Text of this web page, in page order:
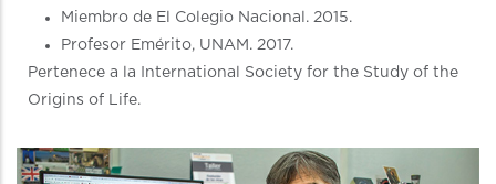
Miembro de El Colegio Nacional. 2015.
Profesor Emérito, UNAM. 2017.
Pertenece a la International Society for the Study of the
Origins of Life.